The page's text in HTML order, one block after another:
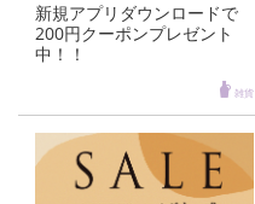
新規アプリダウンロードで
200円クーポンプレゼント
中！！
雑貨